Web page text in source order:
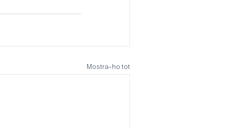
Mostra-ho tot